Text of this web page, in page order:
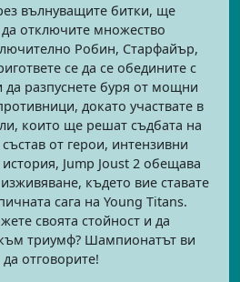
вълнуващите битки, ще
отключите множество
Робин, Старфайър,
се да се обедините с
да разпуснете буря от мощни
докато участвате в
които ще решат съдбата на
от герои, интензивни
Jump Joust 2 обещава
където вие ставате
сага на Young Titans.
своята стойност и да
триумф? Шампионатът ви
отговорите!